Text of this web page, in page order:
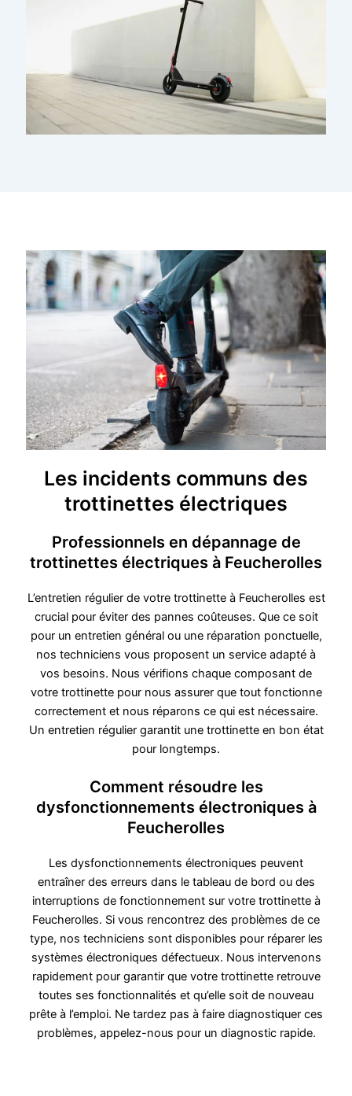
Les incidents communs des
trottinettes électriques
Professionnels en dépannage de
trottinettes électriques à Feucherolles
L’entretien régulier de votre trottinette à Feucherolles est
crucial pour éviter des pannes coûteuses. Que ce soit
pour un entretien général ou une réparation ponctuelle,
nos techniciens vous proposent un service adapté à
vos besoins. Nous vérifions chaque composant de
votre trottinette pour nous assurer que tout fonctionne
correctement et nous réparons ce qui est nécessaire.
Un entretien régulier garantit une trottinette en bon état
pour longtemps.
Comment résoudre les
dysfonctionnements électroniques à
Feucherolles
Les dysfonctionnements électroniques peuvent
entraîner des erreurs dans le tableau de bord ou des
interruptions de fonctionnement sur votre trottinette à
Feucherolles. Si vous rencontrez des problèmes de ce
type, nos techniciens sont disponibles pour réparer les
systèmes électroniques défectueux. Nous intervenons
rapidement pour garantir que votre trottinette retrouve
toutes ses fonctionnalités et qu’elle soit de nouveau
prête à l’emploi. Ne tardez pas à faire diagnostiquer ces
problèmes, appelez-nous pour un diagnostic rapide.